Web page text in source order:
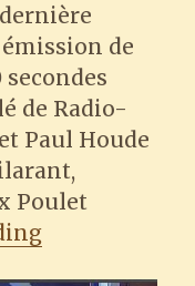
de
de Radio-
Paul Houde
Poulet
“General